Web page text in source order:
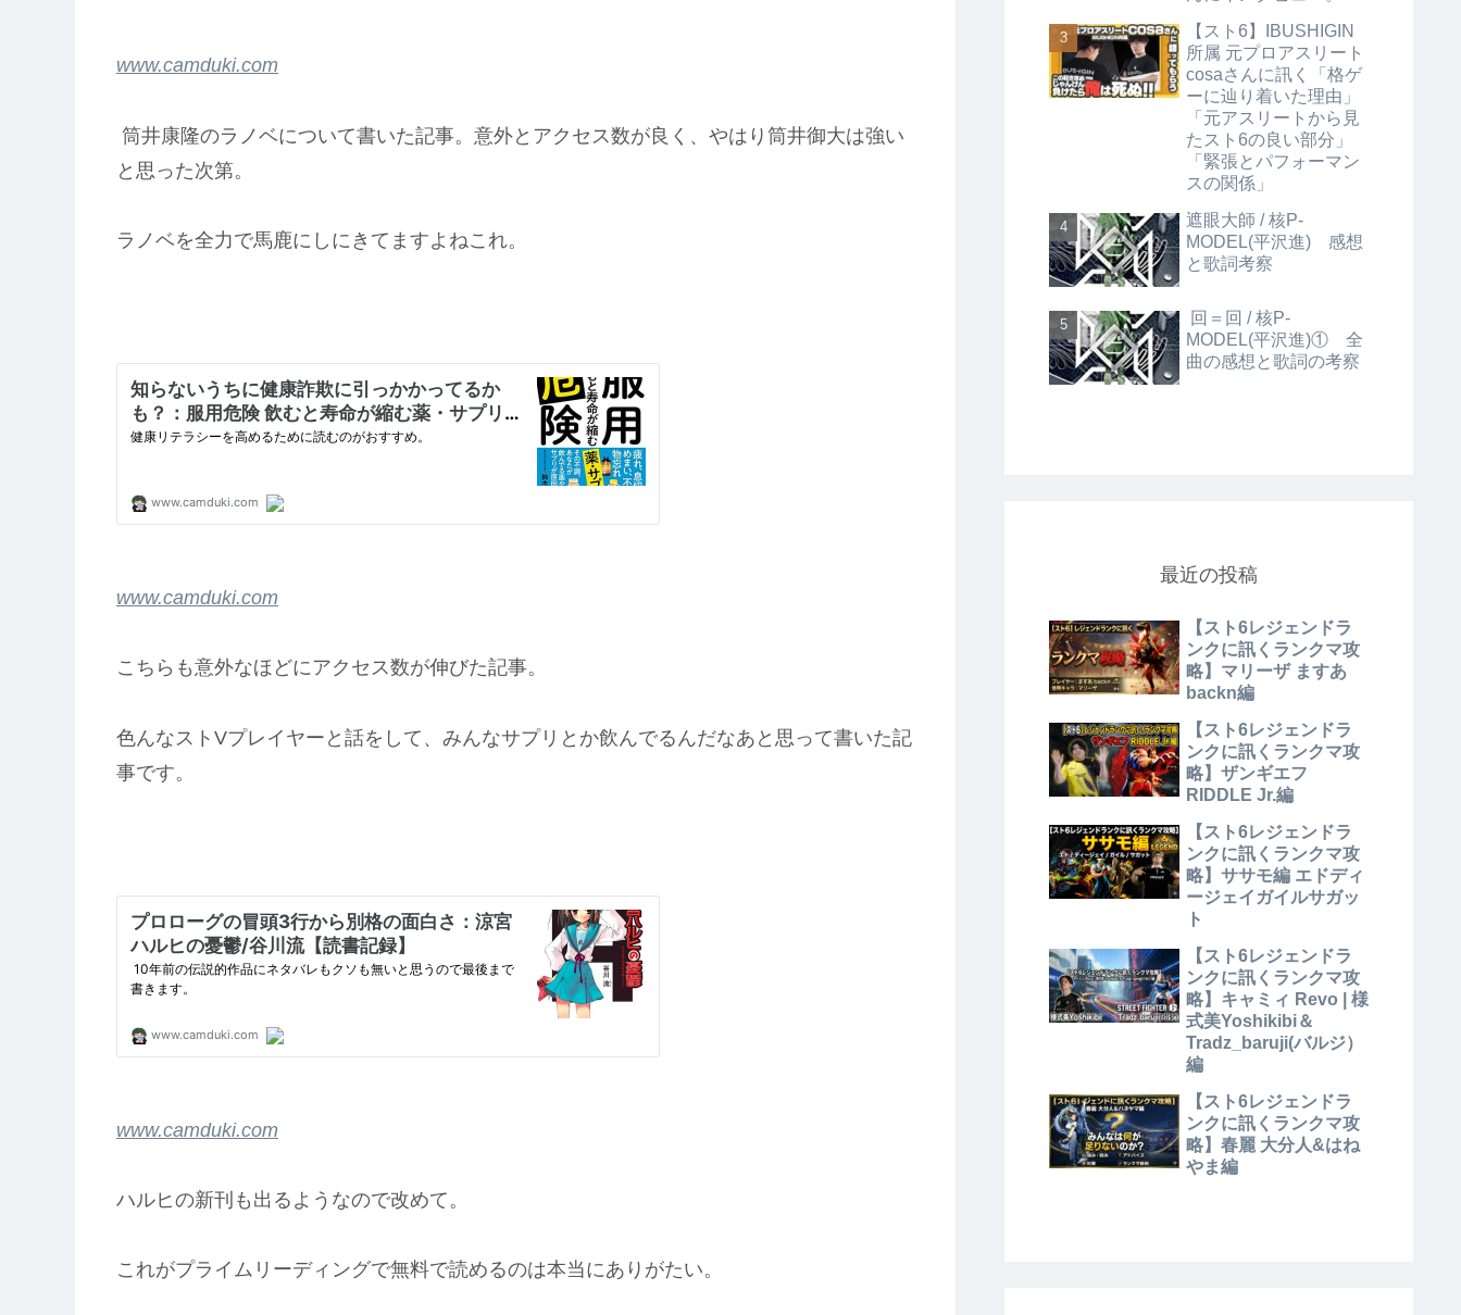
www.camduki.com
筒井康隆のラノベについて書いた記事。意外とアクセス数が良く、やはり筒井御大は強い
と思った次第。
ラノベを全力で馬鹿にしにきてますよねこれ。
www.camduki.com
こちらも意外なほどにアクセス数が伸びた記事。
色んなストVプレイヤーと話をして、みんなサプリとか飲んでるんだなあと思って書いた記
事です。
www.camduki.com
ハルヒの新刊も出るようなので改めて。
これがプライムリーディングで無料で読めるのは本当にありがたい。
【スト6】IBUSHIGIN
所属 元プロアスリート
cosaさんに訊く「格ゲ
ーに辿り着いた理由」
「元アスリートから見
たスト6の良い部分」
「緊張とパフォーマン
スの関係」
遮眼大師 / 核P-
MODEL(平沢進) 感想
と歌詞考察
回＝回 / 核P-
MODEL(平沢進)① 全
曲の感想と歌詞の考察
最近の投稿
【スト6レジェンドラ
ンクに訊くランクマ攻
略】マリーザ ますあ
backn編
【スト6レジェンドラ
ンクに訊くランクマ攻
略】ザンギエフ
RIDDLE Jr.編
【スト6レジェンドラ
ンクに訊くランクマ攻
略】ササモ編 エドディ
ージェイガイルサガッ
ト
【スト6レジェンドラ
ンクに訊くランクマ攻
略】キャミィ Revo | 様
式美Yoshikibi＆
Tradz_baruji(バルジ）
編
【スト6レジェンドラ
ンクに訊くランクマ攻
略】春麗 大分人&はね
やま編